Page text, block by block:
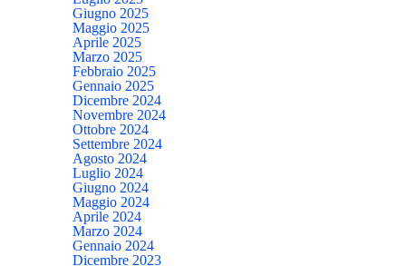
Giugno 2025
Maggio 2025
Aprile 2025
Marzo 2025
Febbraio 2025
Gennaio 2025
Dicembre 2024
Novembre 2024
Ottobre 2024
Settembre 2024
Agosto 2024
Luglio 2024
Giugno 2024
Maggio 2024
Aprile 2024
Marzo 2024
Gennaio 2024
Dicembre 2023